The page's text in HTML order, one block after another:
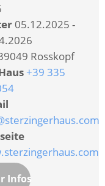
05.12.2025 -
Rosskopf
+39 335
Infos